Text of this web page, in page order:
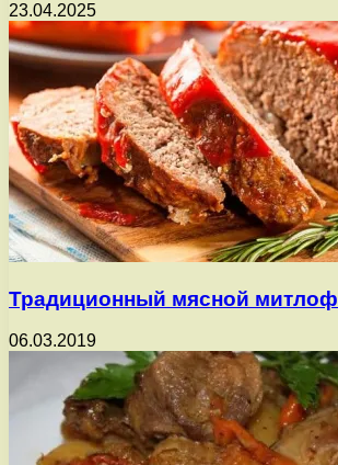
23.04.2025
Традиционный мясной митлоф
06.03.2019